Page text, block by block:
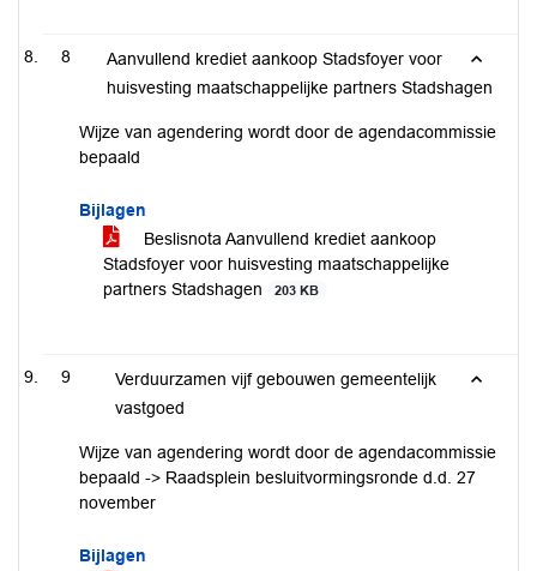
8
Aanvullend krediet aankoop Stadsfoyer voor
huisvesting maatschappelijke partners Stadshagen
Wijze van agendering wordt door de agendacommissie
bepaald
Bijlagen
Beslisnota Aanvullend krediet aankoop
Stadsfoyer voor huisvesting maatschappelijke
partners Stadshagen
203 KB
9
Verduurzamen vijf gebouwen gemeentelijk
vastgoed
Wijze van agendering wordt door de agendacommissie
bepaald -> Raadsplein besluitvormingsronde d.d. 27
november
Bijlagen